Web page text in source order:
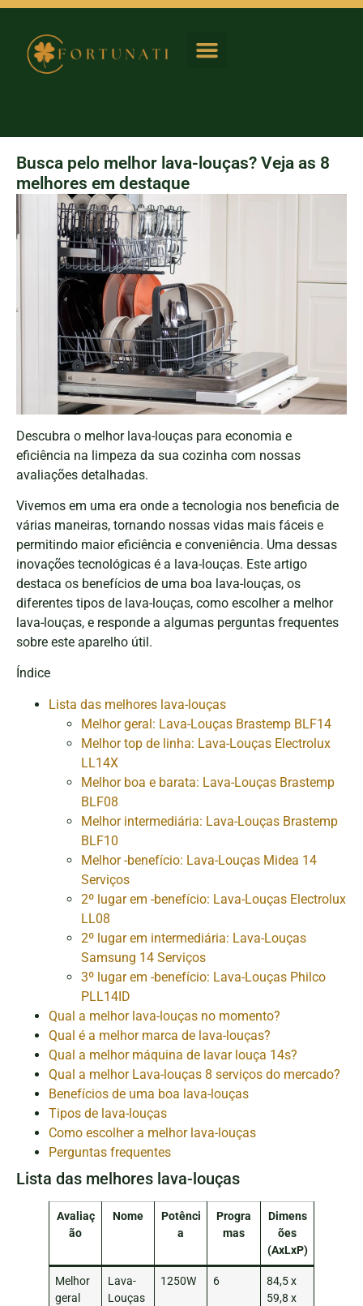
Busca pelo melhor lava-louças? Veja as 8
melhores em destaque
Descubra o melhor lava-louças para economia e
eficiência na limpeza da sua cozinha com nossas
avaliações detalhadas.
Vivemos em uma era onde a tecnologia nos beneficia de
várias maneiras, tornando nossas vidas mais fáceis e
permitindo maior eficiência e conveniência. Uma dessas
inovações tecnológicas é a lava-louças. Este artigo
destaca os benefícios de uma boa lava-louças, os
diferentes tipos de lava-louças, como escolher a melhor
lava-louças, e responde a algumas perguntas frequentes
sobre este aparelho útil.
Índice
Lista das melhores lava-louças
Melhor geral: Lava-Louças Brastemp BLF14
Melhor top de linha: Lava-Louças Electrolux
LL14X
Melhor boa e barata: Lava-Louças Brastemp
BLF08
Melhor intermediária: Lava-Louças Brastemp
BLF10
Melhor -benefício: Lava-Louças Midea 14
Serviços
2º lugar em -benefício: Lava-Louças Electrolux
LL08
2º lugar em intermediária: Lava-Louças
Samsung 14 Serviços
3º lugar em -benefício: Lava-Louças Philco
PLL14ID
Qual a melhor lava-louças no momento?
Qual é a melhor marca de lava-louças?
Qual a melhor máquina de lavar louça 14s?
Qual a melhor Lava-louças 8 serviços do mercado?
Benefícios de uma boa lava-louças
Tipos de lava-louças
Como escolher a melhor lava-louças
Perguntas frequentes
Lista das melhores lava-louças
Avaliaç
ão
Nome
Potênci
a
Progra
mas
Dimens
ões
(AxLxP)
Melhor
geral
Lava-
Louças
1250W 6
84,5 x
59,8 x